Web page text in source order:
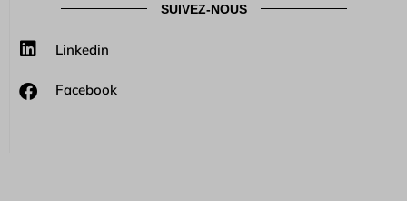
SUIVEZ-NOUS
Linkedin
Facebook